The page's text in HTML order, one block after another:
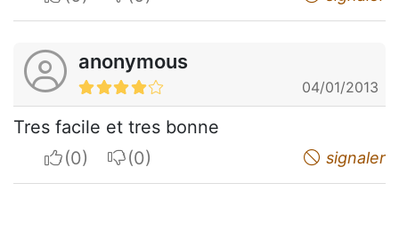
anonymous
04/01/2013
Tres facile et tres bonne
I apreciateI do not appreciate signaler